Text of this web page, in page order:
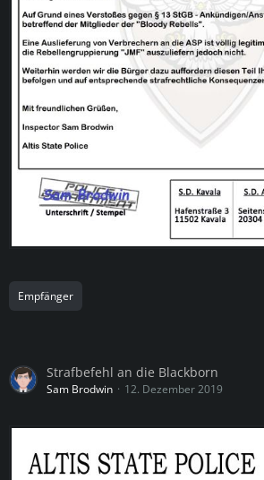
Empfänger
Strafbefehl an die Blackborn
Sam Brodwin 12. Dezember 2019